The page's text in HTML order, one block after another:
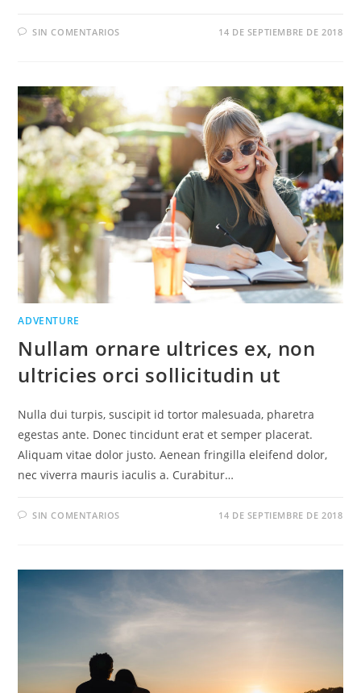
SIN COMENTARIOS 14 DE SEPTIEMBRE DE 2018
ADVENTURE
Nullam ornare ultrices ex, non
ultricies orci sollicitudin ut
Nulla dui turpis, suscipit id tortor malesuada, pharetra
egestas ante. Donec tincidunt erat et semper placerat.
Aliquam vitae dolor justo. Aenean fringilla eleifend dolor,
nec viverra mauris iaculis a. Curabitur…
SIN COMENTARIOS 14 DE SEPTIEMBRE DE 2018